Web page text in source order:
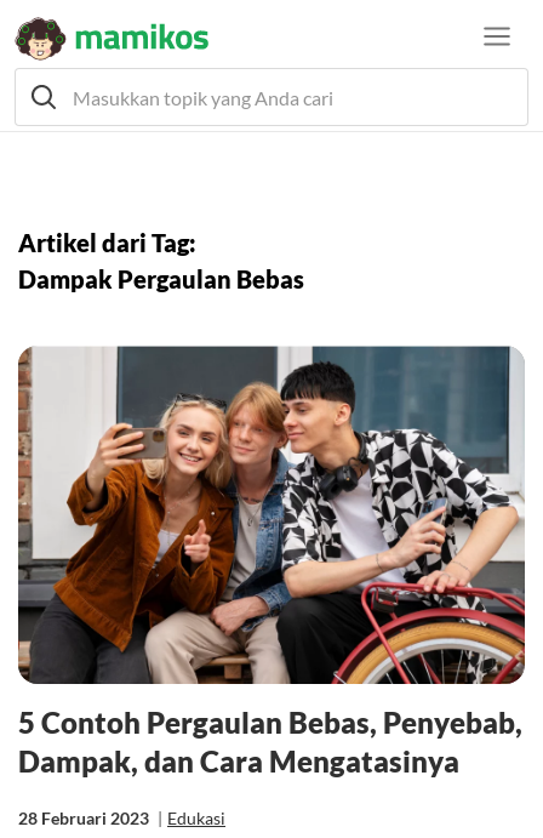
Artikel dari Tag:
Dampak Pergaulan Bebas
5 Contoh Pergaulan Bebas, Penyebab,
Dampak, dan Cara Mengatasinya
28 Februari 2023 | Edukasi